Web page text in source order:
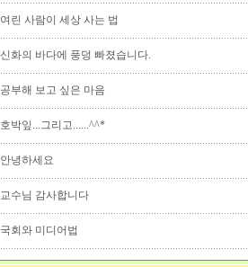
여린 사람이 세상 사는 법
신화의 바다에 풍덩 빠졌습니다.
공부해 보고 싶은 마음
호박잎...그리고......^^*
안녕하세요
교수님 감사합니다
국회와 미디어법